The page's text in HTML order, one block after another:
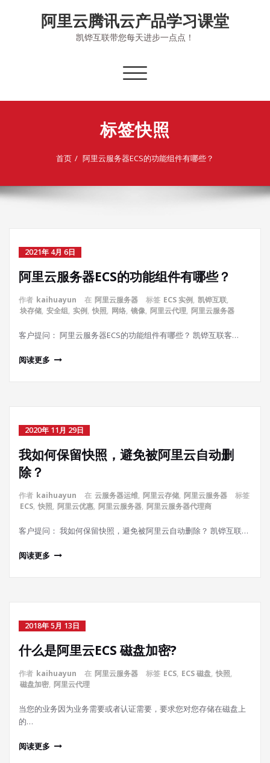
阿里云腾讯云产品学习课堂
凯铧互联带您每天进步一点点！
切
导
标签快照
首页 阿里云服务器ECS的功能组件有哪些？
2021年 4月 6日
阿里云服务器ECS的功能组件有哪些？
作者 kaihuayun 在 阿里云服务器 标签 ECS 实例, 凯铧互联,
块存储, 安全组, 实例, 快照, 网络, 镜像, 阿里云代理, 阿里云服务器
客户提问： 阿里云服务器ECS的功能组件有哪些？ 凯铧互联客…
阅读更多
2020年 11月 29日
我如何保留快照，避免被阿里云自动删
除？
作者 kaihuayun 在 云服务器运维, 阿里云存储, 阿里云服务器
标签
ECS, 快照, 阿里云优惠, 阿里云服务器, 阿里云服务器代理商
客户提问： 我如何保留快照，避免被阿里云自动删除？ 凯铧互联…
阅读更多
2018年 5月 13日
什么是阿里云ECS 磁盘加密?
作者 kaihuayun 在 阿里云服务器 标签 ECS, ECS 磁盘, 快照,
磁盘加密, 阿里云代理
当您的业务因为业务需要或者认证需要，要求您对您存储在磁盘上
的…
阅读更多